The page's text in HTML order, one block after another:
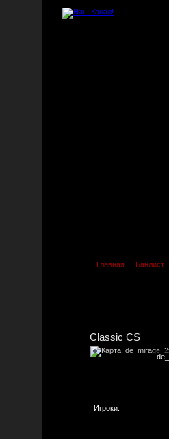
Главная Банлист
Classic CS
Игроки: